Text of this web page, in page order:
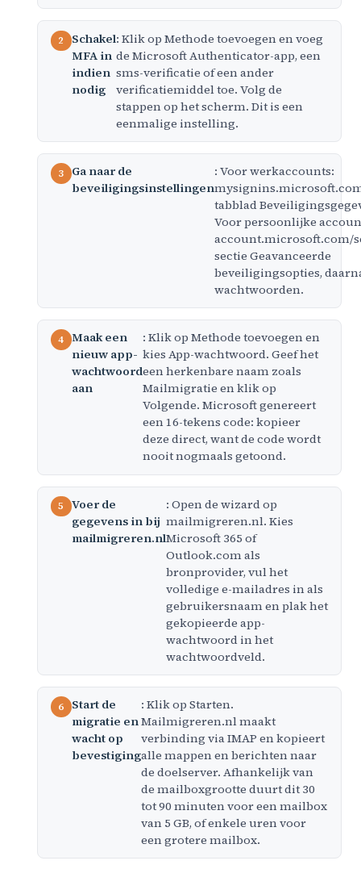
Schakel
MFA in
indien
nodig
: Klik op Methode toevoegen en voeg
de Microsoft Authenticator-app, een
sms-verificatie of een ander
verificatiemiddel toe. Volg de
stappen op het scherm. Dit is een
eenmalige instelling.
Ga naar de
beveiligingsinstellingen
: Voor werkaccounts:
tabblad
Voor persoonlijke
account.microsoft.com/
sectie Geavanceerde
beveiligingsopties,
wachtwoorden.
Maak een
nieuw app-
wachtwoord
aan
: Klik op Methode toevoegen en
kies App-wachtwoord. Geef het
een herkenbare naam zoals
Mailmigratie en klik op
Volgende. Microsoft genereert
een 16-tekens code: kopieer
deze direct, want de code wordt
nooit nogmaals getoond.
Voer de
gegevens in bij
mailmigreren.nl
: Open de wizard op
mailmigreren.nl. Kies
Microsoft 365 of
Outlook.com als
bronprovider, vul het
volledige e-mailadres in als
gebruikersnaam en plak het
gekopieerde app-
wachtwoord in het
wachtwoordveld.
Start de
migratie en
wacht op
bevestiging
: Klik op Starten.
Mailmigreren.nl maakt
verbinding via IMAP en kopieert
alle mappen en berichten naar
de doelserver. Afhankelijk van
de mailboxgrootte duurt dit 30
tot 90 minuten voor een mailbox
van 5 GB, of enkele uren voor
een grotere mailbox.